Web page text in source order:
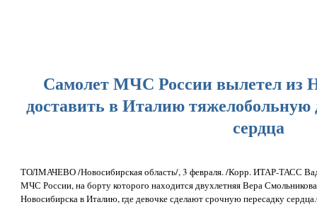
Самолет МЧС России вылетел из
доставить в Италию тяжелобольную
сердца
ТОЛМАЧЕВО /Новосибирская область/, 3 февраля. /Корр. ИТАР-ТАСС
МЧС России, на борту которого находится двухлетняя Вера
Новосибирска в Италию, где девочке сделают срочную пересадку